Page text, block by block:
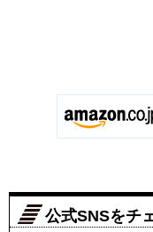
公式SNSをチ